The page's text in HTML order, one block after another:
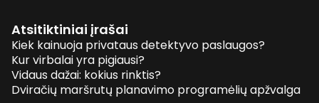
Atsitiktiniai įrašai
Kiek kainuoja privataus detektyvo paslaugos?
Kur virbalai yra pigiausi?
Vidaus dažai: kokius rinktis?
Dviračių maršrutų planavimo programėlių apžvalga